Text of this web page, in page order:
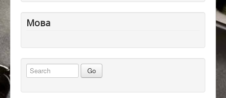
Мова